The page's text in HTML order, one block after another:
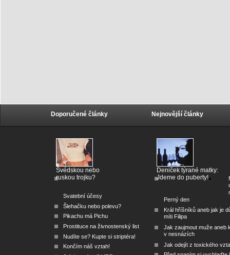
Doporučené články
Švédskou nebo
ruskou trojku?
Svatební účesy
Šlehačku nebo polevu?
Pikachu má Pichu
Prostituce na živnostenský list
Nudíte se? Kupte si striptéra!
Končím náš vztah!
Nejnovější články
Deniček týrané matky:
Jdeme do puberty!
Perný den
Král hříšníků aneb jak je
míti Filipa
Jak zaujmout muže aneb
v nesnázích
Jak odejít z toxického